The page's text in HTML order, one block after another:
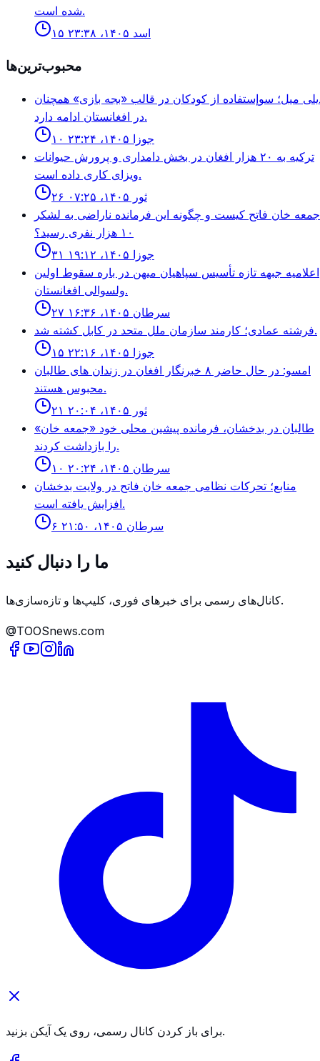
شده است.
۱۵ اسد ۱۴۰۵، ۲۳:۳۸
محبوب‌ترین‌ها
ميل؛ سوإستفاده از كودكان در قالب «بجه بازى» همچنان
در افغانستان ادامه دارد.
۱۰ جوزا ۱۴۰۵، ۲۳:۲۴
ترکیه به ۲۰ هزار افغان در بخش دامداری و پرورش حیوانات
ویزای کاری داده است.
۲۶ ثور ۱۴۰۵، ۰۷:۲۵
جمعه خان فاتح كيست و چگونه اين فرمانده ناراضى به لشكر
١٠ هزار نفرى رسيد؟
۳۱ جوزا ۱۴۰۵، ۱۹:۱۲
اعلاميه جبهه تازه تأسيس سپاهيان ميهن در باره سقوط اولين
ولسوالى افغانستان.
۲۷ سرطان ۱۴۰۵، ۱۶:۳۶
فرشته عمادى؛ كارمند سازمان ملل متحد در كابل كشته شد.
۱۵ جوزا ۱۴۰۵، ۲۲:۱۶
امسو: در حال حاضر ۸ خبرنگار افغان در زندان‌ های طالبان
محبوس هستند.
۲۱ ثور ۱۴۰۵، ۲۰:۰۴
طالبان در بدخشان، فرمانده پیشین محلی خود «جمعه خان»
را بازداشت کردند.
۱۰ سرطان ۱۴۰۵، ۲۰:۲۴
منابع؛ تحركات نظامى جمعه خان فاتح در ولايت بدخشان
افزايش يافته است.
۶ سرطان ۱۴۰۵، ۲۱:۵۰
ما را دنبال کنید
کانال‌های رسمی برای خبرهای فوری، کلیپ‌ها و تازه‌سازی‌ها.
@TOOSnews.com
برای باز کردن کانال رسمی، روی یک آیکن بزنید.